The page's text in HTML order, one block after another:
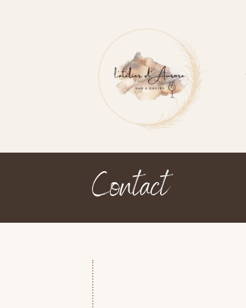
Contact